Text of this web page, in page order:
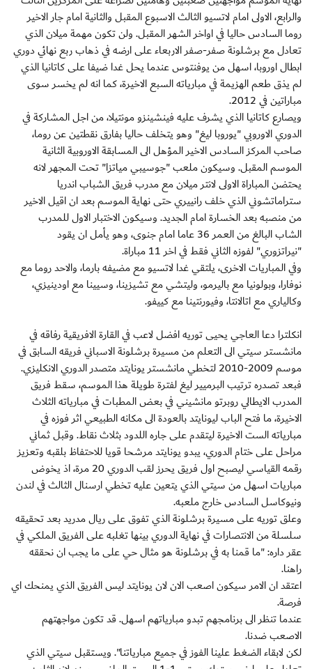
والرابع، الاولى امام لاتسيو الثالث الاسبوع المقبل والثانية امام جار الاخير
روما السادس حاليا في اواخر الشهر المقبل. ولن تكون مهمة ميلان الذي
تعادل مع برشلونة صفر-صفر الاربعاء على ارضه في ذهاب ربع نهائي دوري
ابطال اوروبا، اسهل من يوفنتوس عندما يحل غدا ضيفا على كاتانيا الذي
لم يذق طعم الهزيمة في مبارياته السبع الاخيرة، كما انه لم يخسر سوى
مباراتين في 2012.
ويصارع كاتانيا الذي يشرف عليه فينشينزو مونتيلا، من اجل المشاركة في
الدوري الاوروبي "يوروبا ليغ" وهو يتخلف حاليا بفارق نقطتين عن روما،
صاحب المركز السادس الاخير المؤهل الى المسابقة الاوروبية الثانية
الموسم المقبل. وسيكون ملعب "جوسيبي مياتزا" تحت المجهر لانه
يحتضن المباراة الاولى لانتر ميلان مع مدرب فريق الشباب اندريا
ستراماتشوني الذي خلف رانييري حتى نهاية الموسم بعد ان اقيل الاخير
من منصبه بعد الخسارة امام الجديد. وسيكون الاختبار الاول للمدرب
الشاب البالغ من العمر 36 عاما امام جنوى، وهو يأمل ان يقود
"نيراتزوري" لفوزه الثاني فقط في اخر 11 مباراة.
وفي المباريات الاخرى، يلتقي غدا لاتسيو مع مضيفه بارما، والاحد روما مع
نوفارا، وبولونيا مع باليرمو، وليتشي مع تشيزينا، وسيينا مع اودينيزي،
وكالياري مع اتالانتا، وفيورنتينا مع كييفو.
انكلترا دعا العاجي يحيى توريه افضل لاعب في القارة الافريقية رفاقه في
مانشستر سيتي الى التعلم من مسيرة برشلونة الاسباني فريقه السابق في
موسم 2009-2010 لتخطي مانشستر يونايتد متصدر الدوري الانكليزي.
فبعد تصدره ترتيب البرميير ليغ لفترة طويلة هذا الموسم، سقط فريق
المدرب الايطالي روبرتو مانشيني في بعض المطبات في مبارياته الثلاث
الاخيرة، ما فتح الباب ليونايتد بالعودة الى مكانه الطبيعي اثر فوزه في
مبارياته الست الاخيرة ليتقدم على جاره اللدود بثلاث نقاط. وقبل ثماني
مراحل على ختام الدوري، يبدو يونايتد مرشحا قويا للاحتفاظ بلقبه وتعزيز
رقمه القياسي ليصبح اول فريق يحرز لقب الدوري 20 مرة، اذ يخوض
مباريات اسهل من سيتي الذي يتعين عليه تخطي ارسنال الثالث في لندن
ونيوكاسل السادس خارج ملعبه.
وعلق توريه على مسيرة برشلونة الذي تفوق على ريال مدريد بعد تحقيقه
سلسلة من الانتصارات في نهاية الدوري بينها تغلبه على الفريق الملكي في
عقر داره: "ما قمنا به في برشلونة هو مثال حي على ما يجب ان نحققه
راهنا.
اعتقد ان الامر سيكون اصعب الان لان يونايتد ليس الفريق الذي يمنحك اي
فرصة.
عندما تنظر الى برنامجهم تبدو مبارياتهم اسهل. قد تكون مواجهتهم
الاصعب ضدنا.
لكن لابقاء الضغط علينا الفوز في جميع مبارياتنا". ويستقبل سيتي الذي